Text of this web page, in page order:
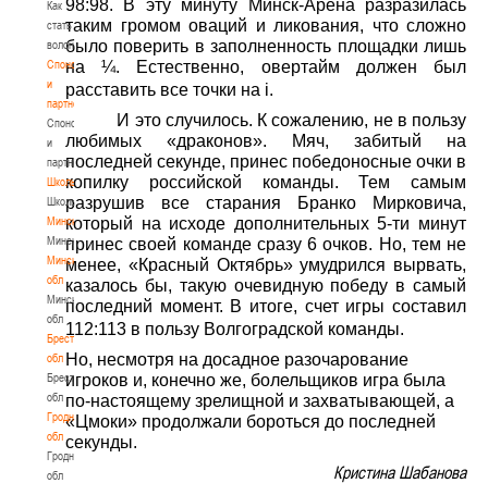
Как
стать
волонтером
Спонсоры
и
партнеры
Спонсоры
и
партнеры
Школы
Школы
Минск
Минск
Минская
обл
Минская
обл
Брестская
обл
Брестская
обл
Гродненская
обл
Гродненская
обл
98:98. В эту минуту Минск-Арена разразилась
таким громом оваций и ликования, что сложно
было поверить в заполненность площадки лишь
на ¼. Естественно, овертайм должен был
расставить все точки на i.
И это случилось. К сожалению, не в пользу
любимых «драконов». Мяч, забитый на
последней секунде, принес победоносные очки в
копилку российской команды. Тем самым
разрушив все старания Бранко Мирковича,
который на исходе дополнительных 5-ти минут
принес своей команде сразу 6 очков. Но, тем не
менее, «Красный Октябрь» умудрился вырвать,
казалось бы, такую очевидную победу в самый
последний момент. В итоге, счет игры составил
112:113 в пользу Волгоградской команды.
Но, несмотря на досадное разочарование
игроков и, конечно же, болельщиков игра была
по-настоящему зрелищной и захватывающей, а
«Цмоки» продолжали бороться до последней
секунды.
Кристина Шабанова